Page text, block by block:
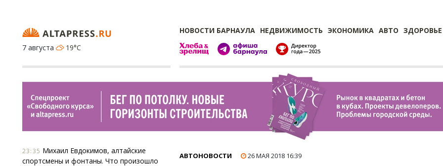
НОВОСТИ БАРНАУЛА НЕДВИЖИМОСТЬ ЭКОНОМИКА АВТО ЗДОРОВЬЕ
7 августа
19°C
23:35 Михаил Евдокимов, алтайские
спортсмены и фонтаны. Что произошло
АВТОНОВОСТИ 26 МАЯ 2018 16:39